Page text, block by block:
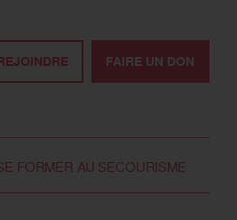
FAIRE UN DON
FORMER AU SECOURISME